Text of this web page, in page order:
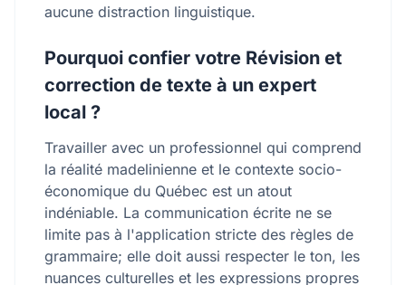
aucune distraction linguistique.
Pourquoi confier votre Révision et
correction de texte à un expert
local ?
Travailler avec un professionnel qui comprend
la réalité madelinienne et le contexte socio-
économique du Québec est un atout
indéniable. La communication écrite ne se
limite pas à l'application stricte des règles de
grammaire; elle doit aussi respecter le ton, les
nuances culturelles et les expressions propres